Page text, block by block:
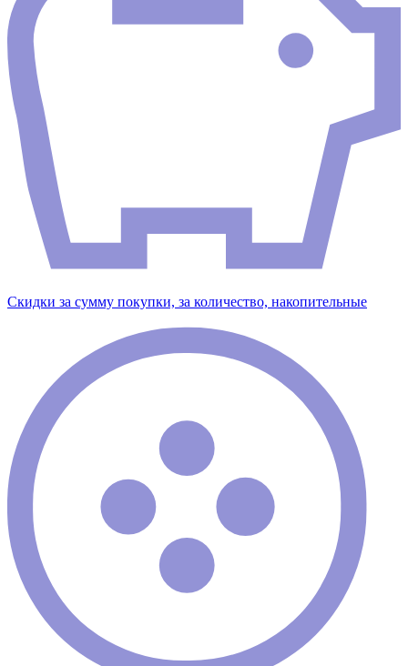
Скидки за сумму покупки, за количество, накопительные